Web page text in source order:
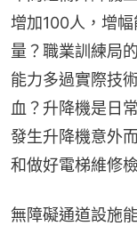
增加100人，增
量？職業訓練局
能力多過實際技
血？升降機是日
發生升降機意外
和做好電梯維修
無障礙通道設施